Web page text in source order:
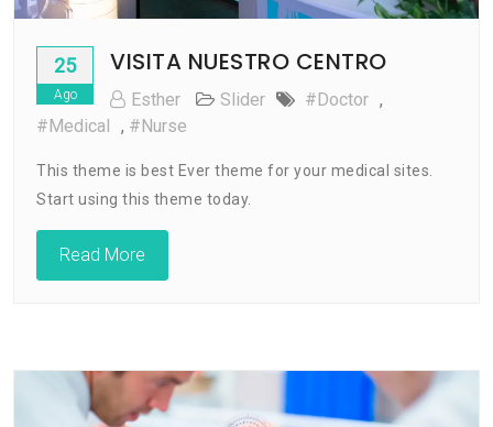
25
Ago
VISITA NUESTRO CENTRO
Esther Slider #doctor ,
#medical , #nurse
This theme is best Ever theme for your medical sites.
Start using this theme today.
Read More